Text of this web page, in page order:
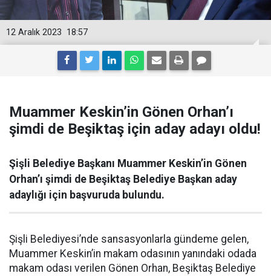
18:57
12 Aralık 2023
Muammer Keskin’in Gönen Orhan’ı
şimdi de Beşiktaş için aday adayı oldu!
Şişli Belediye Başkanı Muammer Keskin’in Gönen
Orhan’ı şimdi de Beşiktaş Belediye Başkan aday
adaylığı için başvuruda bulundu.
Şişli Belediyesi’nde sansasyonlarla gündeme gelen,
Muammer Keskin’in makam odasının yanındaki odada
makam odası verilen Gönen Orhan, Beşiktaş Belediye